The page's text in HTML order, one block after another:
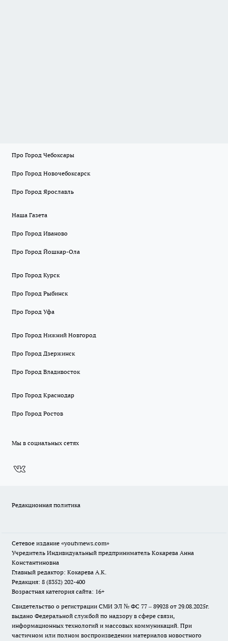
Про Город Чебоксары
Про Город Новочебоксарск
Про Город Ярославль
Наша Газета
Про Город Иваново
Про Город Йошкар-Ола
Про Город Курск
Про Город Рыбинск
Про Город Уфа
Про Город Нижний Новгород
Про Город Дзержинск
Про Город Владивосток
Про Город Краснодар
Про Город Ростов
Мы в социальных сетях
Редакционная политика
Сетевое издание «youtvnews.com»
Учредитель Индивидуальный предприниматель Кокарева Анна
Константиновна
Главный редактор: Кокарева А.К.
Редакция: 8 (8352) 202-400
Возрастная категория сайта: 16+
Свидетельство о регистрации СМИ ЭЛ № ФС 77 – 89928 от 29.08.2025г.
выдано Федеральной службой по надзору в сфере связи,
информационных технологий и массовых коммуникаций. При
частичном или полном воспроизведении материалов новостного